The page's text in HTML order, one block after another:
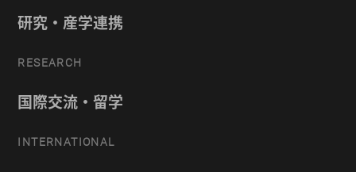
研究・産学連携
RESEARCH
国際交流・留学
INTERNATIONAL